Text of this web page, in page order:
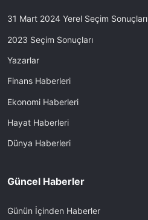
31 Mart 2024 Yerel Seçim Sonuçları
2023 Seçim Sonuçları
Yazarlar
Finans Haberleri
Ekonomi Haberleri
Hayat Haberleri
Dünya Haberleri
Güncel Haberler
Günün İçinden Haberler